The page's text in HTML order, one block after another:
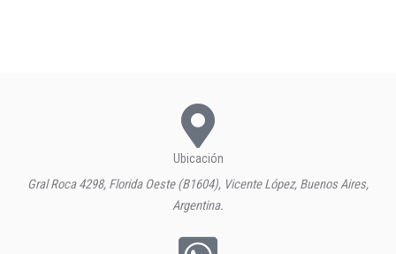
Ubicación
Gral Roca 4298, Florida Oeste (B1604), Vicente López, Buenos Aires,
Argentina.